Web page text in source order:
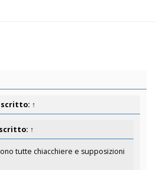
scritto: ↑
↑
tutte chiacchiere e supposizioni